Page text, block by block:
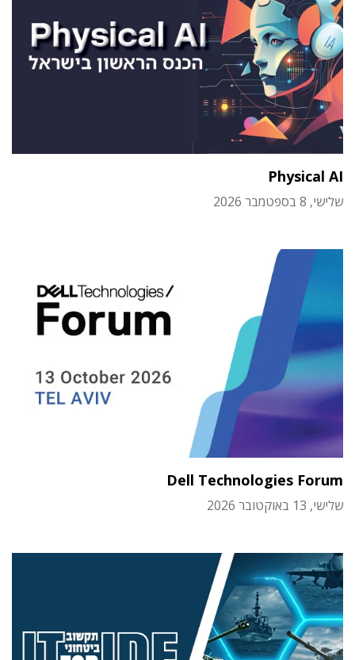
Physical AI
שלישי, 8 בספטמבר 2026
Dell Technologies Forum
שלישי, 13 באוקטובר 2026